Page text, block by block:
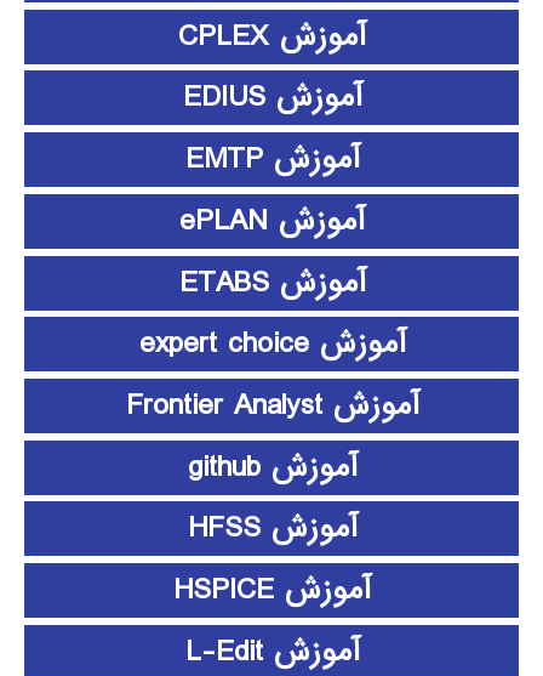
آموزش CPLEX
آموزش EDIUS
آموزش EMTP
آموزش ePLAN
آموزش ETABS
آموزش expert choice
آموزش Frontier Analyst
آموزش github
آموزش HFSS
آموزش HSPICE
آموزش L-Edit